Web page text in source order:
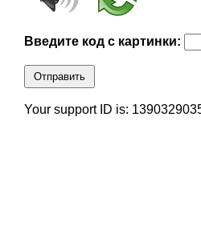
Введите код с картинки:
Отправить
Your support ID is: